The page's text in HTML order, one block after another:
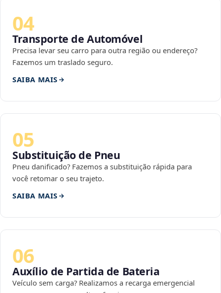
04
Transporte de Automóvel
Precisa levar seu carro para outra região ou endereço?
Fazemos um traslado seguro.
SAIBA MAIS
05
Substituição de Pneu
Pneu danificado? Fazemos a substituição rápida para
você retomar o seu trajeto.
SAIBA MAIS
06
Auxílio de Partida de Bateria
Veículo sem carga? Realizamos a recarga emergencial